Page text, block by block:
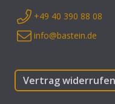
+49 40 390 88 08
info@bastein.de
Vertrag widerrufen